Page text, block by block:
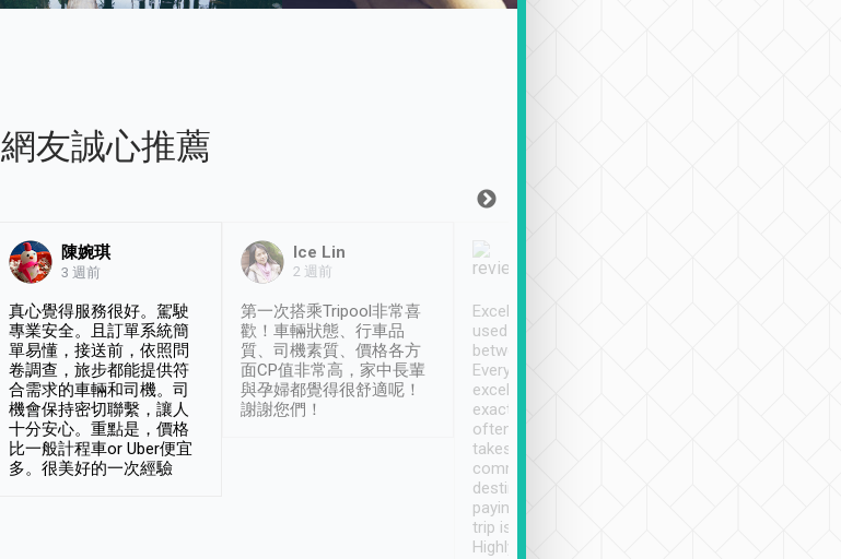
網友誠心推薦
陳婉琪
3 週前
真心覺得服務很好。駕駛
專業安全。且訂單系統簡
單易懂，接送前，依照問
卷調查，旅步都能提供符
合需求的車輛和司機。司
機會保持密切聯繫，讓人
十分安心。重點是，價格
比一般計程車or Uber便宜
多。很美好的一次經驗
Ice Lin
2 週前
第一次搭乘Tripool非常喜
歡！車輛狀態、行車品
質、司機素質、價格各方
面CP值非常高，家中長輩
與孕婦都覺得很舒適呢！
謝謝您們！
Excellent service. We have
used Tripool to travel
between cities in Taiwan.
Every driver has been
excellent and arrives
exactly on time. As there is
often limited English it
takes the difficulty out of
communicating the
destination details and
paying online prior to the
trip is very convenient.
Highly recommended